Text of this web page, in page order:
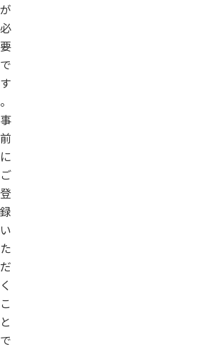
が
必
要
で
す
。
事
前
に
ご
登
録
い
た
だ
く
こ
と
で